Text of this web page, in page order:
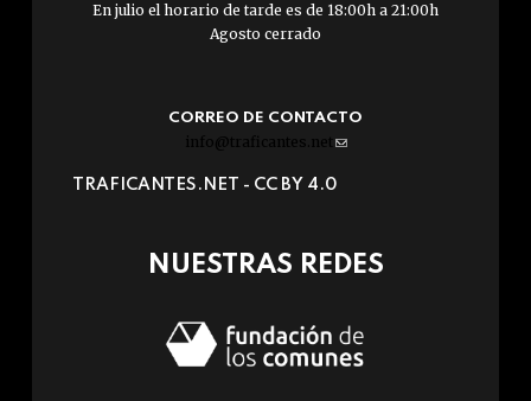
En julio el horario de tarde es de 18:00h a 21:00h
Agosto cerrado
CORREO DE CONTACTO
info@traficantes.net (link
e-
TRAFICANTES.NET - CC BY 4.0
NUESTRAS REDES